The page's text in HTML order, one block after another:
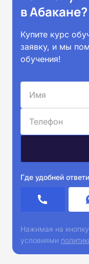
в Абакане?
Купите курс
заявку, и мы
обучения!
Где удобней
Нажимая на
условиями